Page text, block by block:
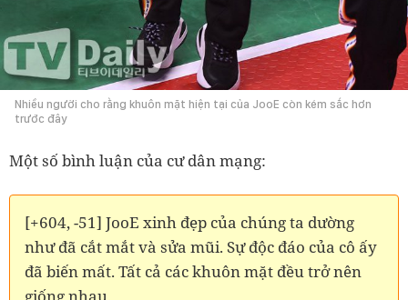
Nhiều người cho rằng khuôn mặt hiện tại của JooE còn kém sắc hơn
trước đây
Một số bình luận của cư dân mạng:
[+604, -51] JooE xinh đẹp của chúng ta dường
như đã cắt mắt và sửa mũi. Sự độc đáo của cô ấy
đã biến mất. Tất cả các khuôn mặt đều trở nên